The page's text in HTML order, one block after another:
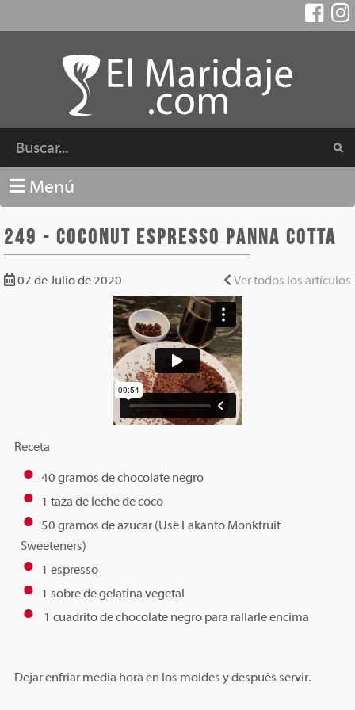
Menú
249 - Coconut Espresso Panna Cotta
07 de Julio de 2020 Ver todos los artículos
Receta
40 gramos de chocolate negro
1 taza de leche de coco
50 gramos de azucar (Usé Lakanto Monkfruit
Sweeteners)
1 espresso
1 sobre de gelatina vegetal
1 cuadrito de chocolate negro para rallarle encima
Dejar enfriar media hora en los moldes y después servir.